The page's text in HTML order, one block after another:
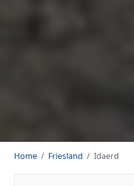
Home Friesland Idaerd